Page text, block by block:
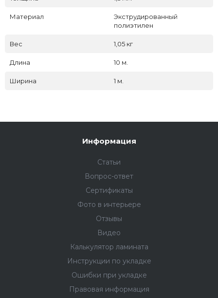
Материал
Экструдированный
полиэтилен
Вес 1,05 кг
Длина 10 м.
Ширина 1 м.
Информация
Статьи
Вопрос-ответ
Сертификаты
Фото в интерьере
Отзывы
Видео
Калькулятор ламината
Инструкции по укладке
Ошибки при укладке
Правовая информация